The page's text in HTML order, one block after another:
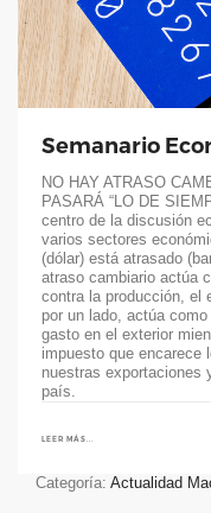
Semanario
NO HAY ATRASO
PASARÁ “LO DE
centro de la discusión
varios sectores
(dólar) está atrasado
atraso cambiario actúa
contra la producción, el
por un lado, actúa
gasto en el exterior
impuesto que encarece
nuestras exportaciones
país.
LEER MÁS...
Categoría: Actualidad